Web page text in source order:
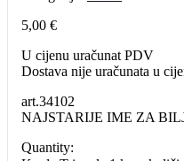
5,00 €
U cijenu uračunat PDV
Dostava nije uračunata u
art.34102
NAJSTARIJE IME ZA
Quantity: